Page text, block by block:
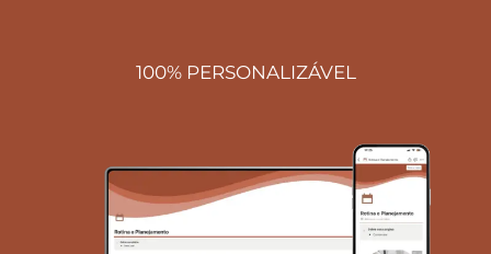
100% PERSONALIZÁVEL